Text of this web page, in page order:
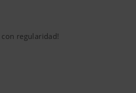
regularidad!